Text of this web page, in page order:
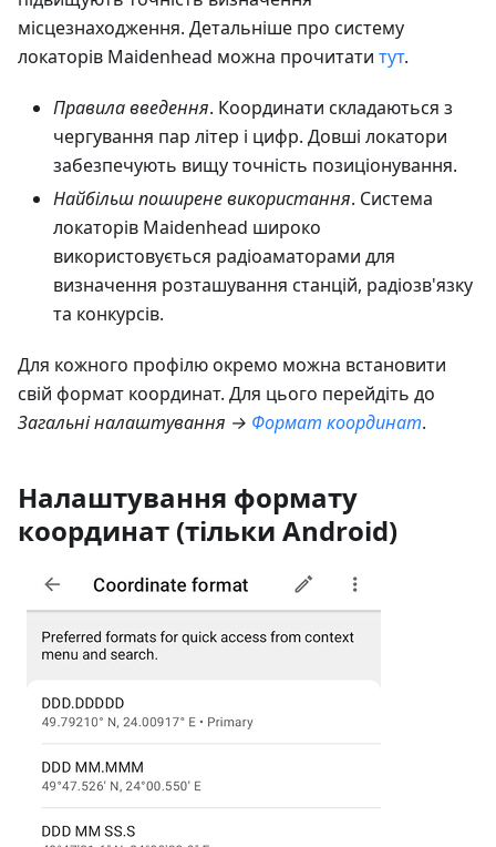
місцезнаходження. Детальніше про систему
локаторів Maidenhead можна прочитати тут.
Правила введення. Координати складаються з
чергування пар літер і цифр. Довші локатори
забезпечують вищу точність позиціонування.
Найбільш поширене використання. Система
локаторів Maidenhead широко
використовується радіоаматорами для
визначення розташування станцій, радіозв'язку
та конкурсів.
Для кожного профілю окремо можна встановити
свій формат координат. Для цього перейдіть до
Загальні налаштування → Формат координат.
Налаштування формату
координат (тільки Android)